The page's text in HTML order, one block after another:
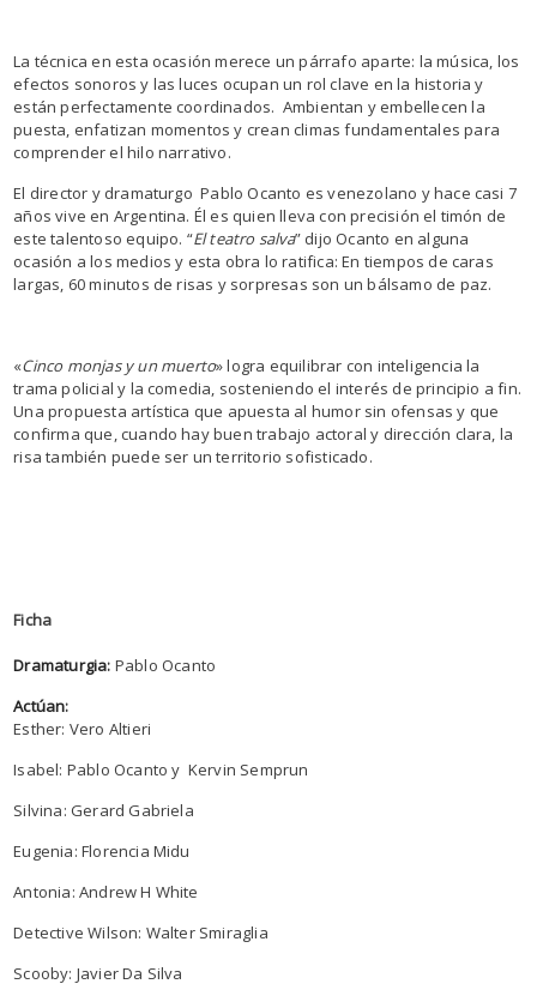
La técnica en esta ocasión merece un párrafo aparte: la música, los
efectos sonoros y las luces ocupan un rol clave en la historia y
están perfectamente coordinados. Ambientan y embellecen la
puesta, enfatizan momentos y crean climas fundamentales para
comprender el hilo narrativo.
El director y dramaturgo Pablo Ocanto es venezolano y hace casi 7
años vive en Argentina. Él es quien lleva con precisión el timón de
este talentoso equipo. “El teatro salva” dijo Ocanto en alguna
ocasión a los medios y esta obra lo ratifica: En tiempos de caras
largas, 60 minutos de risas y sorpresas son un bálsamo de paz.
«Cinco monjas y un muerto» logra equilibrar con inteligencia la
trama policial y la comedia, sosteniendo el interés de principio a fin.
Una propuesta artística que apuesta al humor sin ofensas y que
confirma que, cuando hay buen trabajo actoral y dirección clara, la
risa también puede ser un territorio sofisticado.
Ficha
Dramaturgia: Pablo Ocanto
Actúan:
Esther: Vero Altieri
Isabel: Pablo Ocanto y Kervin Semprun
Silvina: Gerard Gabriela
Eugenia: Florencia Midu
Antonia: Andrew H White
Detective Wilson: Walter Smiraglia
Scooby: Javier Da Silva